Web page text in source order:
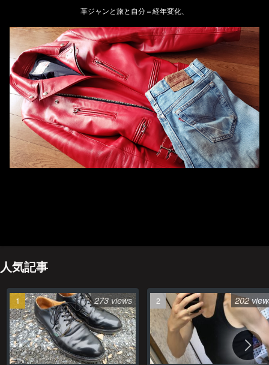
革ジャンと旅と自分＝経年変化、
人気記事
273 views 202